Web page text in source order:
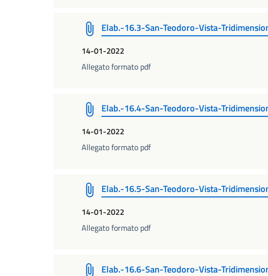
Elab.-16.3-San-Teodoro-Vista-
14-01-2022
Allegato formato pdf
Elab.-16.4-San-Teodoro-Vista-
14-01-2022
Allegato formato pdf
Elab.-16.5-San-Teodoro-Vista-
14-01-2022
Allegato formato pdf
Elab.-16.6-San-Teodoro-Vista-